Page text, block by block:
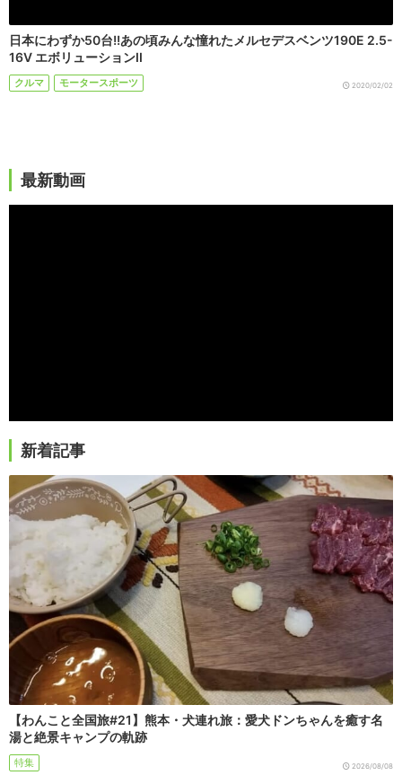
日本にわずか50台!!あの頃みんな憧れたメルセデスベンツ190E 2.5-
16V エボリューションII
クルマ モータースポーツ 2020/02/02
最新動画
新着記事
【わんこと全国旅#21】熊本・犬連れ旅：愛犬ドンちゃんを癒す名
湯と絶景キャンプの軌跡
特集 2026/08/08